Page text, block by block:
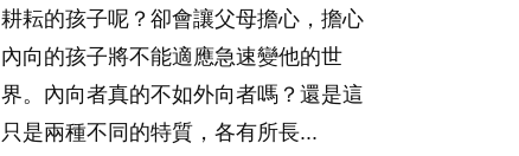
耕耘的孩子呢？卻會讓父母擔心，擔心
內向的孩子將不能適應急速變他的世
界。內向者真的不如外向者嗎？還是這
只是兩種不同的特質，各有所長...
那麼難。一起來認識婚姻的真相！...
個任務要做。可惜，有一樣重要至極
的，總被遺漏——關注自己的情緒和心
理健康。...